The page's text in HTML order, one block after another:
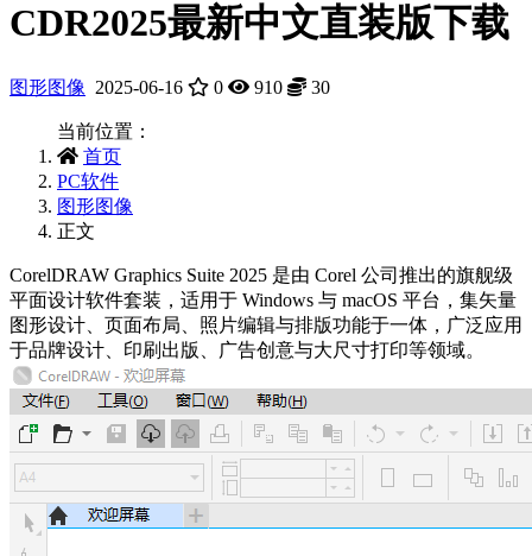
CDR2025最新中文直装版下载
图形图像 2025-06-16 0 910 30
当前位置：
首页
PC软件
图形图像
正文
CorelDRAW Graphics Suite 2025‌ 是由 Corel 公司推出的旗舰级
平面设计软件套装，适用于 Windows 与 macOS 平台，集矢量
图形设计、页面布局、照片编辑与排版功能于一体，广泛应用
于品牌设计、印刷出版、广告创意与大尺寸打印等领域。